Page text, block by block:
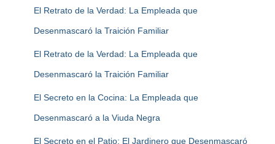
El Retrato de la Verdad: La Empleada que
Desenmascaró la Traición Familiar
El Retrato de la Verdad: La Empleada que
Desenmascaró la Traición Familiar
El Secreto en la Cocina: La Empleada que
Desenmascaró a la Viuda Negra
El Secreto en el Patio: El Jardinero que Desenmascaró